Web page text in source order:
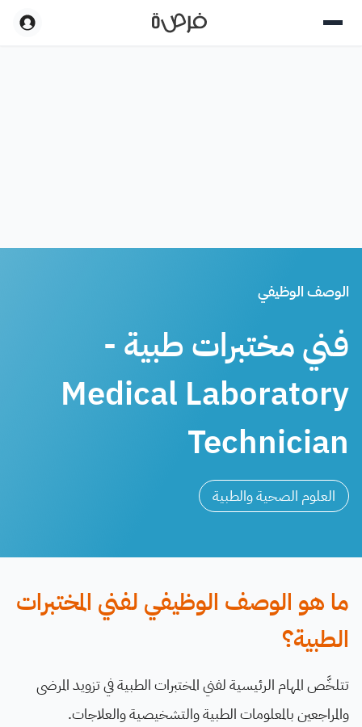
الوصف الوظيفي
فني مختبرات طبية -
Medical Laboratory
Technician
العلوم الصحية والطبية
ما هو الوصف الوظيفي لفني المختبرات
الطبية؟
تتلخَّص المهام الرئيسية لفني المختبرات الطبية في تزويد المرضى
والمراجعين بالمعلومات الطبية والتشخيصية والعلاجات.